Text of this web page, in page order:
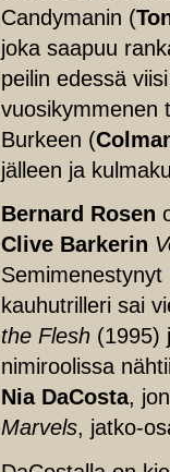
Candymanin (
joka saapuu
peilin edessä
vuosikymmenen
Burkeen (
jälleen ja
Bernard Rosen
Clive Barkerin
kauhutrilleri sai
the Flesh (1995)
nimiroolissa
Nia DaCosta,
Marvels, jatko-